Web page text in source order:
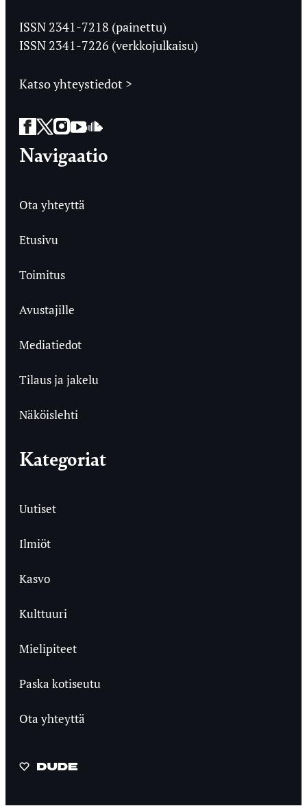
Ylioppilaslehti
ISSN 2341-7218 (painettu)
ISSN 2341-7226 (verkkojulkaisu)
Katso yhteystiedot >
Facebook
Twitter
Instagram
YouTube
SoundCloud
Navigaatio
Ota yhteyttä
Etusivu
Toimitus
Avustajille
Mediatiedot
Tilaus ja jakelu
Näköislehti
Kategoriat
Uutiset
Ilmiöt
Kasvo
Kulttuuri
Mielipiteet
Paska kotiseutu
Ota yhteyttä